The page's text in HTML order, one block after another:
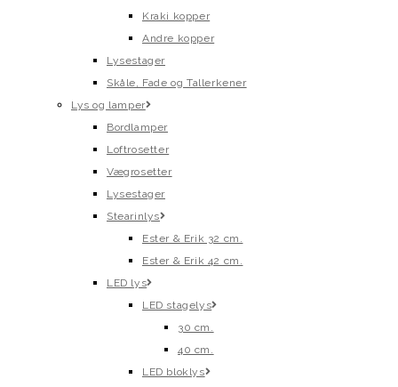
Kraki kopper
Andre kopper
Lysestager
Skåle, Fade og Tallerkener
Lys og lamper
Bordlamper
Loftrosetter
Vægrosetter
Lysestager
Stearinlys
Ester & Erik 32 cm.
Ester & Erik 42 cm.
LED lys
LED stagelys
30 cm.
40 cm.
LED bloklys